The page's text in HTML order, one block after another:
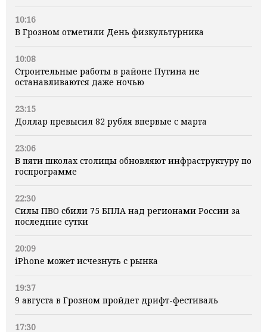
10:16
В Грозном отметили День физкультурника
10:08
Строительные работы в районе Путина не
останавливаются даже ночью
23:15
Доллар превысил 82 рубля впервые с марта
23:06
В пяти школах столицы обновляют инфраструктуру по
госпрограмме
22:30
Силы ПВО сбили 75 БПЛА над регионами России за
последние сутки
20:09
iPhone может исчезнуть с рынка
19:37
9 августа в Грозном пройдет дрифт-фестиваль
17:30